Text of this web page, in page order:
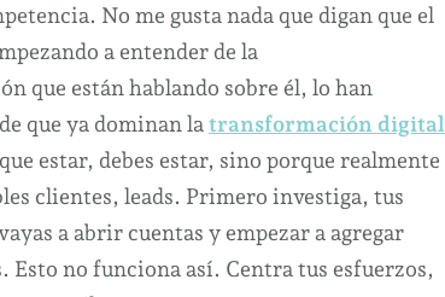
No me gusta nada que digan que el
a entender de la
que están hablando sobre él, lo han
que ya dominan la transformación digital
estar, debes estar, sino porque realmente
clientes, leads. Primero investiga, tus
a abrir cuentas y empezar a agregar
Esto no funciona así. Centra tus esfuerzos,